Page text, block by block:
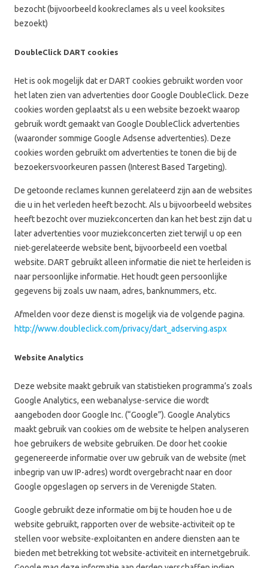
bezocht (bijvoorbeeld kookreclames als u veel kooksites
bezoekt)
DoubleClick DART cookies
Het is ook mogelijk dat er DART cookies gebruikt worden voor
het laten zien van advertenties door Google DoubleClick. Deze
cookies worden geplaatst als u een website bezoekt waarop
gebruik wordt gemaakt van Google DoubleClick advertenties
(waaronder sommige Google Adsense advertenties). Deze
cookies worden gebruikt om advertenties te tonen die bij de
bezoekersvoorkeuren passen (Interest Based Targeting).
De getoonde reclames kunnen gerelateerd zijn aan de websites
die u in het verleden heeft bezocht. Als u bijvoorbeeld websites
heeft bezocht over muziekconcerten dan kan het best zijn dat u
later advertenties voor muziekconcerten ziet terwijl u op een
niet-gerelateerde website bent, bijvoorbeeld een voetbal
website. DART gebruikt alleen informatie die niet te herleiden is
naar persoonlijke informatie. Het houdt geen persoonlijke
gegevens bij zoals uw naam, adres, banknummers, etc.
Afmelden voor deze dienst is mogelijk via de volgende pagina.
http://www.doubleclick.com/privacy/dart_adserving.aspx
Website Analytics
Deze website maakt gebruik van statistieken programma’s zoals
Google Analytics, een webanalyse-service die wordt
aangeboden door Google Inc. (“Google”). Google Analytics
maakt gebruik van cookies om de website te helpen analyseren
hoe gebruikers de website gebruiken. De door het cookie
gegenereerde informatie over uw gebruik van de website (met
inbegrip van uw IP-adres) wordt overgebracht naar en door
Google opgeslagen op servers in de Verenigde Staten.
Google gebruikt deze informatie om bij te houden hoe u de
website gebruikt, rapporten over de website-activiteit op te
stellen voor website-exploitanten en andere diensten aan te
bieden met betrekking tot website-activiteit en internetgebruik.